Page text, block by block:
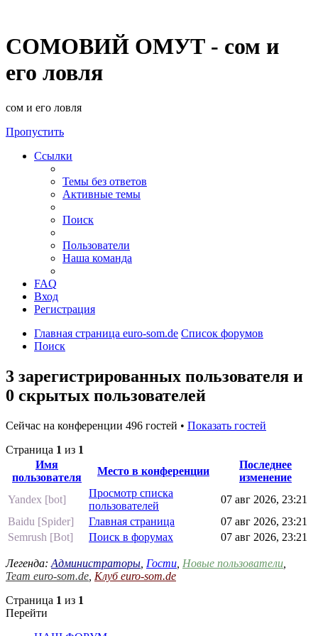
СОМОВИЙ ОМУТ - сом и
его ловля
сом и его ловля
Пропустить
Ссылки
Темы без ответов
Активные темы
Поиск
Пользователи
Наша команда
FAQ
Вход
Регистрация
Главная страница euro-som.de Список форумов
Поиск
3 зарегистрированных пользователя и
0 скрытых пользователей
Сейчас на конференции 496 гостей • Показать гостей
Страница 1 из 1
Имя
пользователя
Место в конференции
Последнее
изменение
Yandex [bot]
Просмотр списка
пользователей
07 авг 2026, 23:21
Baidu [Spider]
Главная страница
07 авг 2026, 23:21
Semrush [Bot]
Поиск в форумах 07 авг 2026, 23:21
Легенда: Администраторы Гости Новые пользователи
Team euro-som.de Клуб euro-som.de
Страница 1 из 1
Перейти